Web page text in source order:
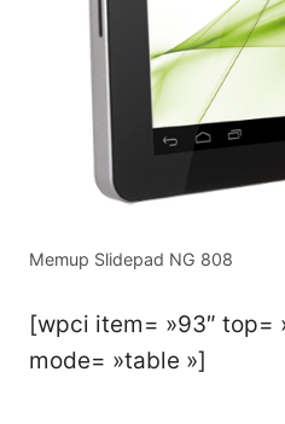
Memup Slidepad NG 808
[wpci item= »93″ top=
mode= »table »]